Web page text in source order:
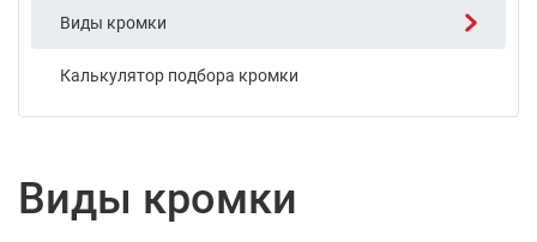
Виды кромки
Калькулятор подбора кромки
Виды кромки